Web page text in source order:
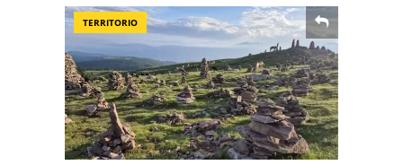
TERRITORIO